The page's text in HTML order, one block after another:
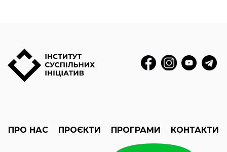
ПРО НАС ПРОЄКТИ ПРОГРАМИ КОНТАКТИ